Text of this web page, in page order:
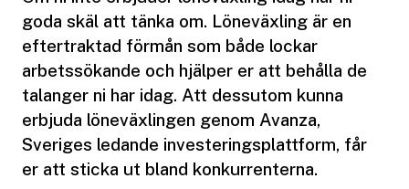
goda skäl att tänka om. Löneväxling är en
eftertraktad förmån som både lockar
arbetssökande och hjälper er att behålla de
talanger ni har idag. Att dessutom kunna
erbjuda löneväxlingen genom Avanza,
Sveriges ledande investeringsplattform, får
er att sticka ut bland konkurrenterna.